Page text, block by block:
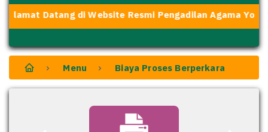
Datang di Website Resmi Pengadilan Agama
Menu Biaya Proses Berperkara